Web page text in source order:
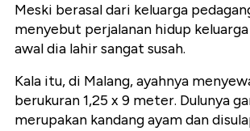
Meski berasal dari keluarga
menyebut perjalanan hidup
awal dia lahir sangat susah.
Kala itu, di Malang, ayahnya
berukuran 1,25 x 9 meter. Dulunya
merupakan kandang ayam dan